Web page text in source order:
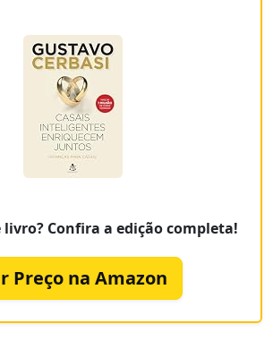
livro? Confira a edição completa!
Preço na Amazon